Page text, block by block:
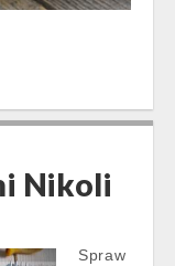
Nikoli
Spraw